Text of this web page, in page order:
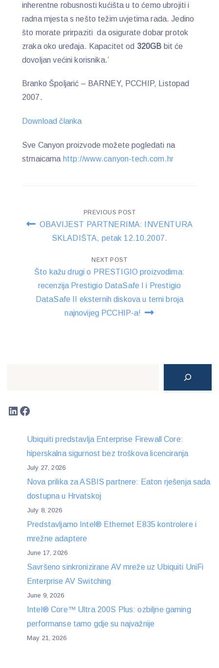
inherentne robusnosti kućišta u to ćemo ubrojiti i
radna mjesta s nešto težim uvjetima rada. Jedino
što morate prirpaziti da osigurate dobar protok
zraka oko uređaja. Kapacitet od 320GB bit će
dovoljan većini korisnika.’
Branko Špoljarić – BARNEY, PCCHIP, Listopad
2007.
Download članka
Sve Canyon proizvode možete pogledati na
strnaicama http://www.canyon-tech.com.hr
Post
navigation
PREVIOUS POST
OBAVIJEST PARTNERIMA: INVENTURA
SKLADIŠTA, petak 12.10.2007.
NEXT POST
Što kažu drugi o PRESTIGIO proizvodima:
recenzija Prestigio DataSafe I i Prestigio
DataSafe II eksternih diskova u temi broja
najnovijeg PCCHIP-a!
LinkedIn
Facebook
Ubiquiti predstavlja Enterprise Firewall Core:
hiperskalna sigurnost bez troškova licenciranja
July 27, 2026
Nova prilika za ASBIS partnere: Eaton rješenja sada
dostupna u Hrvatskoj
July 8, 2026
Predstavljamo Intel® Ethernet E835 kontrolere i
mrežne adaptere
June 17, 2026
Savršeno sinkronizirane AV mreže uz Ubiquiti UniFi
Enterprise AV Switching
June 9, 2026
Intel® Core™ Ultra 200S Plus: ozbiljne gaming
performanse tamo gdje su najvažnije
May 21, 2026